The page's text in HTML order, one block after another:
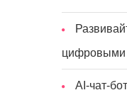
AI-чат-